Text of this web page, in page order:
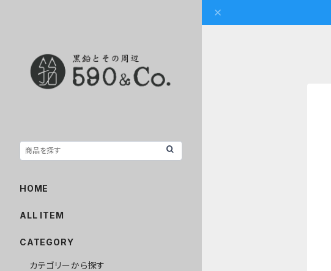
HOME
ALL ITEM
CATEGORY
カテゴリーから探す